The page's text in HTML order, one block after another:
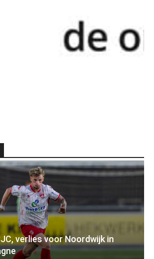
verlies voor Noordwijk in